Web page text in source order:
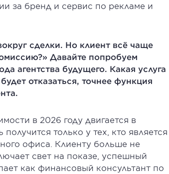
за бренд и сервис по рекламе и
сделки. Но клиент всё чаще
Давайте попробуем
агентства будущего. Какая услуга
отказаться, точнее функция
в 2026 году двигается в
только у тех, кто является
офиса. Клиенту больше не
свет на показе, успешный
как финансовый консультант по